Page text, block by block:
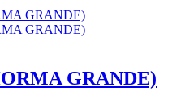
GRANDE)